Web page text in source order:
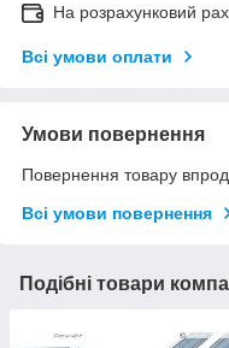
На розрахунковий
Всі умови оплати
Умови повернення
Повернення товару
Всі умови повернення
Подібні товари